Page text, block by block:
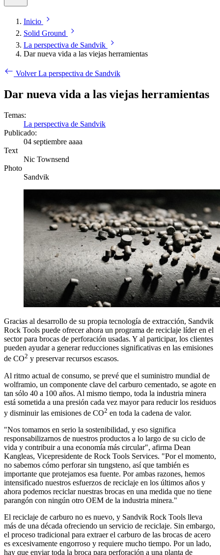
Inicio
Solid Ground
La perspectiva de Sandvik
Dar nueva vida a las viejas herramientas
Volver La perspectiva de Sandvik
Dar nueva vida a las viejas herramientas
Temas:
La perspectiva de Sandvik
Publicado:
04 septiembre aaaa
Text
Nic Townsend
Photo
Sandvik
Gracias al desarrollo de su propia tecnología de extracción, Sandvik
Rock Tools puede ofrecer ahora un programa de reciclaje líder en el
sector para brocas de perforación usadas. Y al participar, los clientes
pueden ayudar a generar reducciones significativas en las emisiones
de CO2 y preservar recursos escasos.
Al ritmo actual de consumo, se prevé que el suministro mundial de
wolframio, un componente clave del carburo cementado, se agote en
tan sólo 40 a 100 años. Al mismo tiempo, toda la industria minera
está sometida a una presión cada vez mayor para reducir los residuos
y disminuir las emisiones de CO2 en toda la cadena de valor.
"Nos tomamos en serio la sostenibilidad, y eso significa
responsabilizarnos de nuestros productos a lo largo de su ciclo de
vida y contribuir a una economía más circular", afirma Dean
Kangleas, Vicepresidente de Rock Tools Services. "Por el momento,
no sabemos cómo perforar sin tungsteno, así que también es
importante que protejamos esa fuente. Por ambas razones, hemos
intensificado nuestros esfuerzos de reciclaje en los últimos años y
ahora podemos reciclar nuestras brocas en una medida que no tiene
parangón con ningún otro OEM de la industria minera."
El reciclaje de carburo no es nuevo, y Sandvik Rock Tools lleva
más de una década ofreciendo un servicio de reciclaje. Sin embargo,
el proceso tradicional para extraer el carburo de las brocas de acero
es excesivamente engorroso y requiere mucho tiempo. Por un lado,
hay que enviar toda la broca para perforación a una planta de